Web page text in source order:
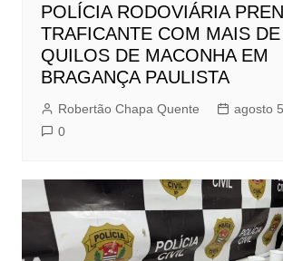
POLÍCIA RODOVIÁRIA
TRAFICANTE COM MAIS
QUILOS DE MACONHA EM
BRAGANÇA PAULISTA
Robertão Chapa Quente
agosto
0